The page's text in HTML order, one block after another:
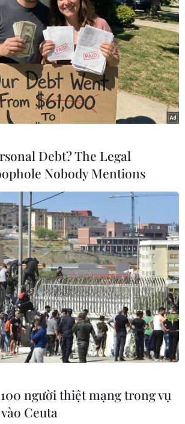
quả hợp tác,
Minh Chính và
nhất trí cần tăng
nền kinh tế, nhất
chính, hạ tầng,
thông, du lịch.
(TTXVN/Vietnam+)
#Tỉnh Salavan
#Ký kết biên bản
Quảng Bình
Quảng Trị
Debt? The Legal
Nobody Mentions
người thiệt mạng trong vụ
Ceuta